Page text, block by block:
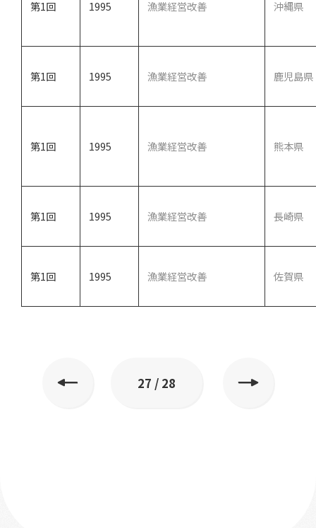
第1回 1995 漁業経営改善 沖縄県
第1回 1995 漁業経営改善 鹿児島県
第1回 1995 漁業経営改善 熊本県
第1回 1995 漁業経営改善 長崎県
第1回 1995 漁業経営改善 佐賀県
27 / 28